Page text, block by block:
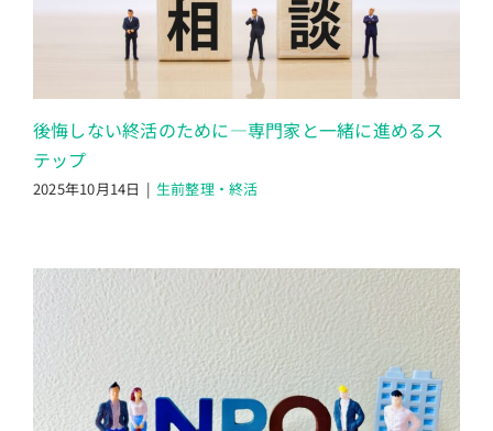
後悔しない終活のために―専門家と一緒に進めるス
テップ
2025年10月14日 | 生前整理・終活